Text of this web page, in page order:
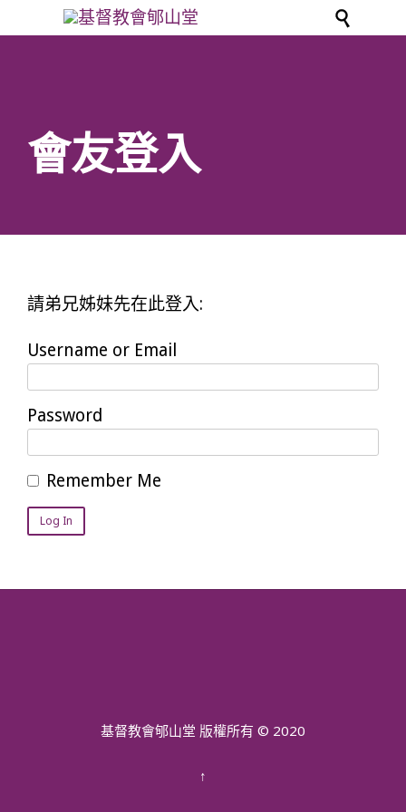

會友登入
請弟兄姊妹先在此登入:
Username or Email
Password
Remember Me
基督教會郇山堂 版權所有 © 2020
↑